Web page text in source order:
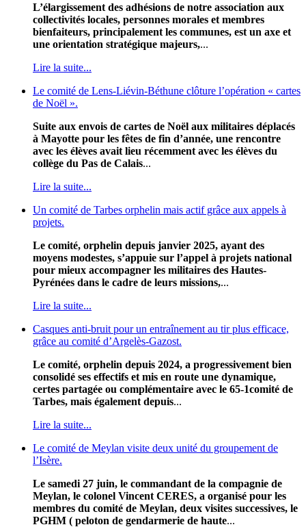
L’élargissement des adhésions de notre association aux
collectivités locales, personnes morales et membres
bienfaiteurs, principalement les communes, est un axe et
une orientation stratégique majeurs,...
Lire la suite...
Le comité de Lens-Liévin-Béthune clôture l’opération « cartes
de Noël ».
Suite aux envois de cartes de Noël aux militaires déplacés
à Mayotte pour les fêtes de fin d’année, une rencontre
avec les élèves avait lieu récemment avec les élèves du
collège du Pas de Calais...
Lire la suite...
Un comité de Tarbes orphelin mais actif grâce aux appels à
projets.
Le comité, orphelin depuis janvier 2025, ayant des
moyens modestes, s’appuie sur l’appel à projets national
pour mieux accompagner les militaires des Hautes-
Pyrénées dans le cadre de leurs missions,...
Lire la suite...
Casques anti-bruit pour un entraînement au tir plus efficace,
grâce au comité d’Argelès-Gazost.
Le comité, orphelin depuis 2024, a progressivement bien
consolidé ses effectifs et mis en route une dynamique,
certes partagée ou complémentaire avec le 65-1comité de
Tarbes, mais également depuis...
Lire la suite...
Le comité de Meylan visite deux unité du groupement de
l’Isère.
Le samedi 27 juin, le commandant de la compagnie de
Meylan, le colonel Vincent CERES, a organisé pour les
membres du comité de Meylan, deux visites successives, le
PGHM ( peloton de gendarmerie de haute...